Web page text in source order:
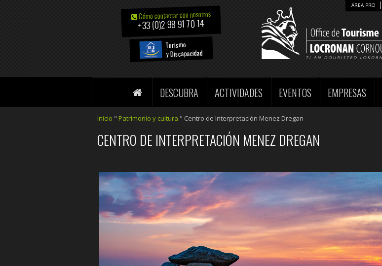
Cómo contactar con nosotros
+33 (0)2 98 91 70 14
Turismo
y Discapacidad
ÁREA PRO
DESCUBRA ACTIVIDADES EVENTOS EMPRESAS
Inicio " Patrimonio y cultura " Centro de Interpretación Menez Dregan
CENTRO DE INTERPRETACIÓN MENEZ DREGAN